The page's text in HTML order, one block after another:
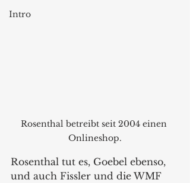
Intro
Rosenthal betreibt seit 2004 einen
Onlineshop.
Rosenthal tut es, Goebel ebenso,
und auch Fissler und die WMF